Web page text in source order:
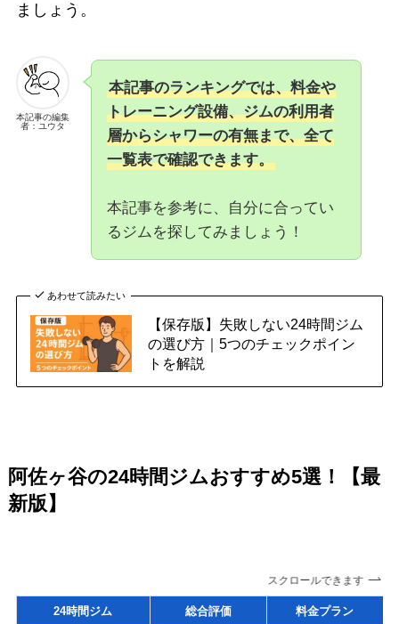
ましょう。
本記事の編集
者：ユウタ
本記事のランキングでは、料金や
トレーニング設備、ジムの利用者
層からシャワーの有無まで、全て
一覧表で確認できます。
本記事を参考に、自分に合ってい
るジムを探してみましょう！
あわせて読みたい
【保存版】失敗しない24時間ジム
の選び方｜5つのチェックポイン
トを解説
阿佐ヶ谷の24時間ジムおすすめ5選！【最
新版】
スクロールできます
24時間ジム 総合評価 料金プラン